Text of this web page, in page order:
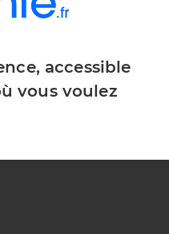
accessible
vous voulez